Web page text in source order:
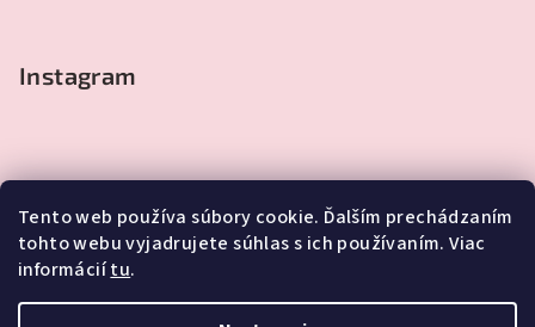
Tento web používa súbory cookie. Ďalším prechádzaním
tohto webu vyjadrujete súhlas s ich používaním. Viac
informáciítu.
Instagram